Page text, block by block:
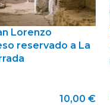
Lorenzo
reservado a La
10,00 €